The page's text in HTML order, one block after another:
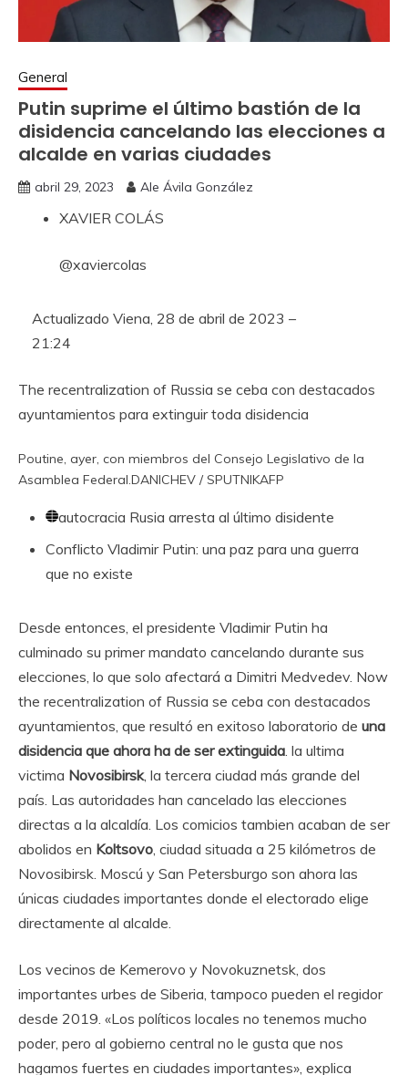
General
Putin suprime el último bastión de la
disidencia cancelando las elecciones a
alcalde en varias ciudades
abril 29, 2023 Ale Ávila González
XAVIER COLÁS
@xaviercolas
Actualizado Viena, 28 de abril de 2023 –
21:24
The recentralization of Russia se ceba con destacados
ayuntamientos para extinguir toda disidencia
Poutine, ayer, con miembros del Consejo Legislativo de la
Asamblea Federal.DANICHEV / SPUTNIKAFP
autocracia Rusia arresta al último disidente
Conflicto Vladimir Putin: una paz para una guerra
que no existe
Desde entonces, el presidente Vladimir Putin ha
culminado su primer mandato cancelando durante sus
elecciones, lo que solo afectará a Dimitri Medvedev. Now
the recentralization of Russia se ceba con destacados
ayuntamientos, que resultó en exitoso laboratorio de una
disidencia que ahora ha de ser extinguida . la ultima
victima Novosibirsk, la tercera ciudad más grande del
país. Las autoridades han cancelado las elecciones
directas a la alcaldía. Los comicios tambien acaban de ser
abolidos en Koltsovo , ciudad situada a 25 kilómetros de
Novosibirsk. Moscú y San Petersburgo son ahora las
únicas ciudades importantes donde el electorado elige
directamente al alcalde.
Los vecinos de Kemerovo y Novokuznetsk, dos
importantes urbes de Siberia, tampoco pueden el regidor
desde 2019. «Los políticos locales no tenemos mucho
poder, pero al gobierno central no le gusta que nos
hagamos fuertes en ciudades importantes», explica